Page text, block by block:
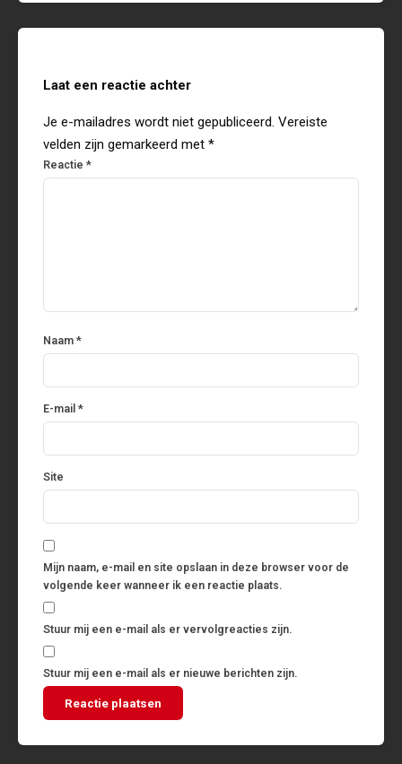
Laat een reactie achter
Je e-mailadres wordt niet gepubliceerd. Vereiste
velden zijn gemarkeerd met *
Reactie *
Naam *
E-mail *
Site
Mijn naam, e-mail en site opslaan in deze browser voor de
volgende keer wanneer ik een reactie plaats.
Stuur mij een e-mail als er vervolgreacties zijn.
Stuur mij een e-mail als er nieuwe berichten zijn.